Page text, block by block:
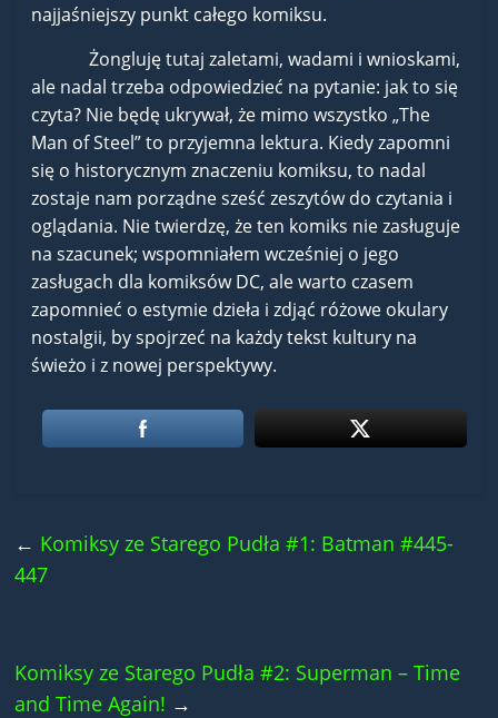
najjaśniejszy punkt całego komiksu.
Żongluję tutaj zaletami, wadami i wnioskami,
ale nadal trzeba odpowiedzieć na pytanie: jak to się
czyta? Nie będę ukrywał, że mimo wszystko „The
Man of Steel” to przyjemna lektura. Kiedy zapomni
się o historycznym znaczeniu komiksu, to nadal
zostaje nam porządne sześć zeszytów do czytania i
oglądania. Nie twierdzę, że ten komiks nie zasługuje
na szacunek; wspomniałem wcześniej o jego
zasługach dla komiksów DC, ale warto czasem
zapomnieć o estymie dzieła i zdjąć różowe okulary
nostalgii, by spojrzeć na każdy tekst kultury na
świeżo i z nowej perspektywy.
← Komiksy ze Starego Pudła #1: Batman #445-
447
Komiksy ze Starego Pudła #2: Superman – Time
and Time Again! →